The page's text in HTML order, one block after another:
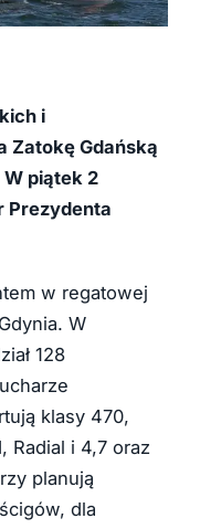
i
Zatokę Gdańską
piątek 2
Prezydenta
w regatowej
W
128
klasy 470,
Radial i 4,7 oraz
planują
dla